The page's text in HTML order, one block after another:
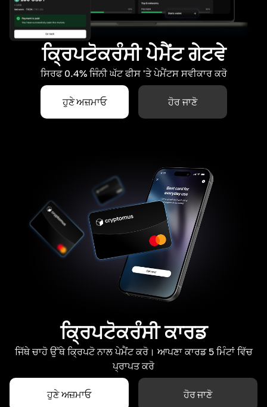
ਕ੍ਰਿਪਟੋਕਰੰਸੀ ਪੇਮੈਂਟ ਗੇਟਵੇ
ਸਿਰਫ 0.4% ਜਿੰਨੀ ਘੱਟ ਫੀਸ 'ਤੇ ਪੇਮੈਂਟਸ ਸਵੀਕਾਰ ਕਰੋ
ਹੁਣੇ ਅਜ਼ਮਾਓ ਹੋਰ ਜਾਣੋ
ਕ੍ਰਿਪਟੋਕਰੰਸੀ ਕਾਰਡ
ਜਿੱਥੇ ਚਾਹੋ ਉੱਥੇ ਕ੍ਰਿਪਟੋ ਨਾਲ ਪੇਮੈਂਟ ਕਰੋ। ਆਪਣਾ ਕਾਰਡ 5 ਮਿੰਟਾਂ ਵਿੱਚ
ਪ੍ਰਾਪਤ ਕਰੋ
ਹੁਣੇ ਅਜ਼ਮਾਓ ਹੋਰ ਜਾਣੋ